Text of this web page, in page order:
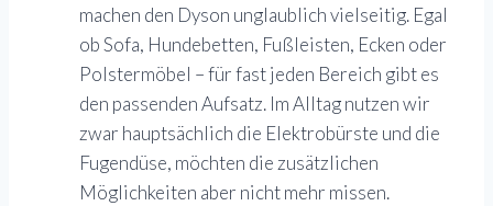
machen den Dyson unglaublich vielseitig. Egal
ob Sofa, Hundebetten, Fußleisten, Ecken oder
Polstermöbel – für fast jeden Bereich gibt es
den passenden Aufsatz. Im Alltag nutzen wir
zwar hauptsächlich die Elektrobürste und die
Fugendüse, möchten die zusätzlichen
Möglichkeiten aber nicht mehr missen.